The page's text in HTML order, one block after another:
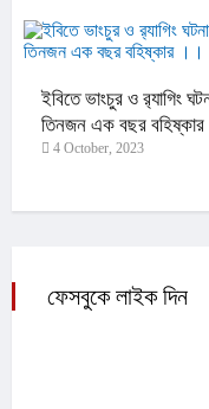
ইবিতে ভাংচুর ও র‌্যাগিং
তিনজন এক বছর
4 October, 2023
ফেসবুকে লাইক দিন